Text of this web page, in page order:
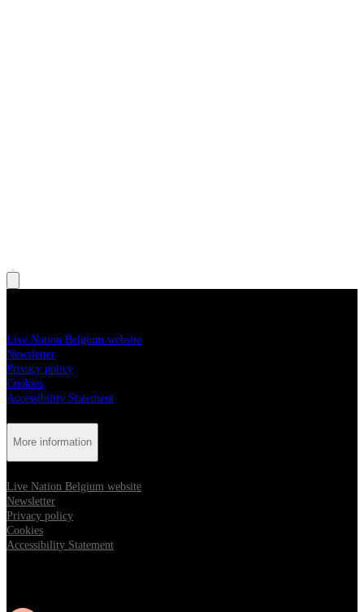
Live Nation Belgium website
Newsletter
Privacy policy
Cookies
Accessibility Statement
More information
Live Nation Belgium website
Newsletter
Privacy policy
Cookies
Accessibility Statement